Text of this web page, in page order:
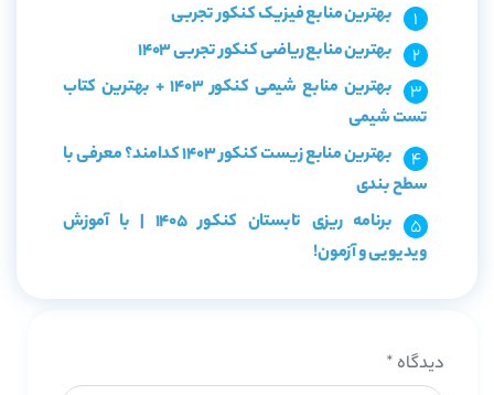
بهترین منابع فیزیک کنکور تجربی
بهترین منابع ریاضی کنکور تجربی 1403
بهترین منابع شیمی کنکور 1403 + بهترین کتاب
تست شیمی
بهترین منابع زیست کنکور 1403 کدامند؟ معرفی با
سطح بندی
برنامه ریزی تابستان کنکور 1405 | با آموزش
ویدیویی و آزمون!
دیدگاه *